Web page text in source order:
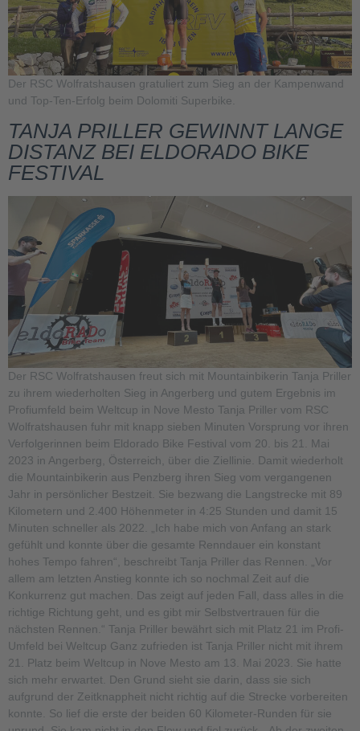
Der RSC Wolfratshausen gratuliert zum Sieg an der Kampenwand
und Top-Ten-Erfolg beim Dolomiti Superbike.
TANJA PRILLER GEWINNT LANGE
DISTANZ BEI ELDORADO BIKE
FESTIVAL
Der RSC Wolfratshausen freut sich mit Mountainbikerin Tanja Priller
zu ihrem wiederholten Sieg in Angerberg und gutem Ergebnis im
Profiumfeld beim Weltcup in Nove Mesto Tanja Priller vom RSC
Wolfratshausen fuhr mit knapp sieben Minuten Vorsprung vor ihren
Verfolgerinnen beim Eldorado Bike Festival vom 20. bis 21. Mai
2023 in Angerberg, Österreich, über die Ziellinie. Damit wiederholt
die Mountainbikerin aus Penzberg ihren Sieg vom vergangenen
Jahr in persönlicher Bestzeit. Sie bezwang die Langstrecke mit 89
Kilometern und 2.400 Höhenmeter in 4:25 Stunden und damit 15
Minuten schneller als 2022. „Ich habe mich von Anfang an stark
gefühlt und konnte über die gesamte Renndauer ein konstant
hohes Tempo fahren“, beschreibt Tanja Priller das Rennen. „Vor
allem am letzten Anstieg konnte ich so nochmal Zeit auf die
Konkurrenz gut machen. Das zeigt auf jeden Fall, dass alles in die
richtige Richtung geht, und es gibt mir Selbstvertrauen für die
nächsten Rennen.“ Tanja Priller bewährt sich mit Platz 21 im Profi-
Umfeld bei Weltcup Ganz zufrieden ist Tanja Priller nicht mit ihrem
21. Platz beim Weltcup in Nove Mesto am 13. Mai 2023. Sie hatte
sich mehr erwartet. Den Grund sieht sie darin, dass sie sich
aufgrund der Zeitknappheit nicht richtig auf die Strecke vorbereiten
konnte. So lief die erste der beiden 60 Kilometer-Runden für sie